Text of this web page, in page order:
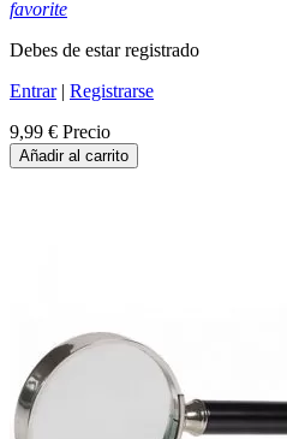
favorite
Debes de estar registrado
Entrar| Registrarse
9,99 € Precio
Añadir al carrito